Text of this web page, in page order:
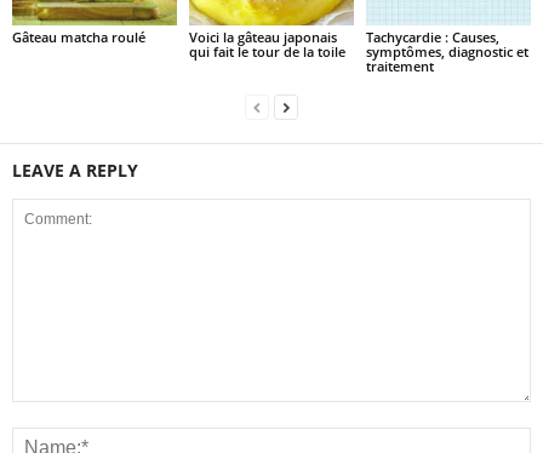
Gâteau matcha roulé
Voici la gâteau japonais
qui fait le tour de la toile
Tachycardie : Causes,
symptômes, diagnostic et
traitement
LEAVE A REPLY